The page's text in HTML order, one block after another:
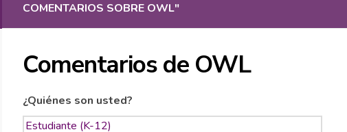
COMENTARIOS SOBRE OWL"
Comentarios de OWL
¿Quiénes son usted?